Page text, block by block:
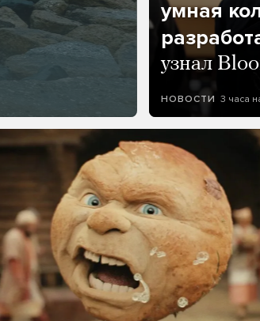
умная
узнал
НОВОСТИ 3 часа